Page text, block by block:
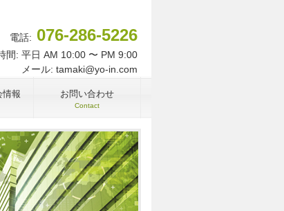
電話: 076-286-5226
間: 平日 AM 10:00 〜 PM 9:00
メール: tamaki@yo-in.com
情報 お問い合わせ
Contact